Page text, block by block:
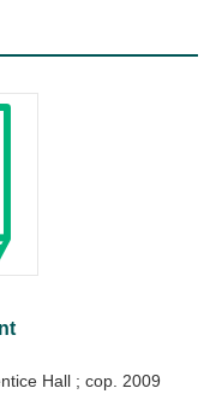
Hall ; cop. 2009